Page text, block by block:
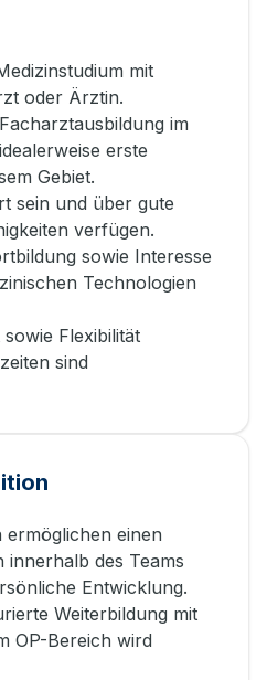
mit
oder Ärztin.
im
erste
Gebiet.
sein und über gute
verfügen.
sowie Interesse
Technologien
Flexibilität
sind
einen
innerhalb des Teams
Entwicklung.
Weiterbildung mit
OP-Bereich wird